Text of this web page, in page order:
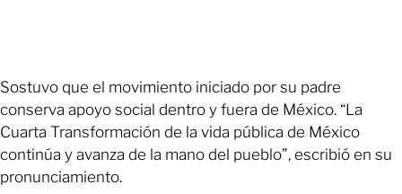
Sostuvo que el movimiento iniciado por su padre
conserva apoyo social dentro y fuera de México. “La
Cuarta Transformación de la vida pública de México
continúa y avanza de la mano del pueblo”, escribió en su
pronunciamiento.